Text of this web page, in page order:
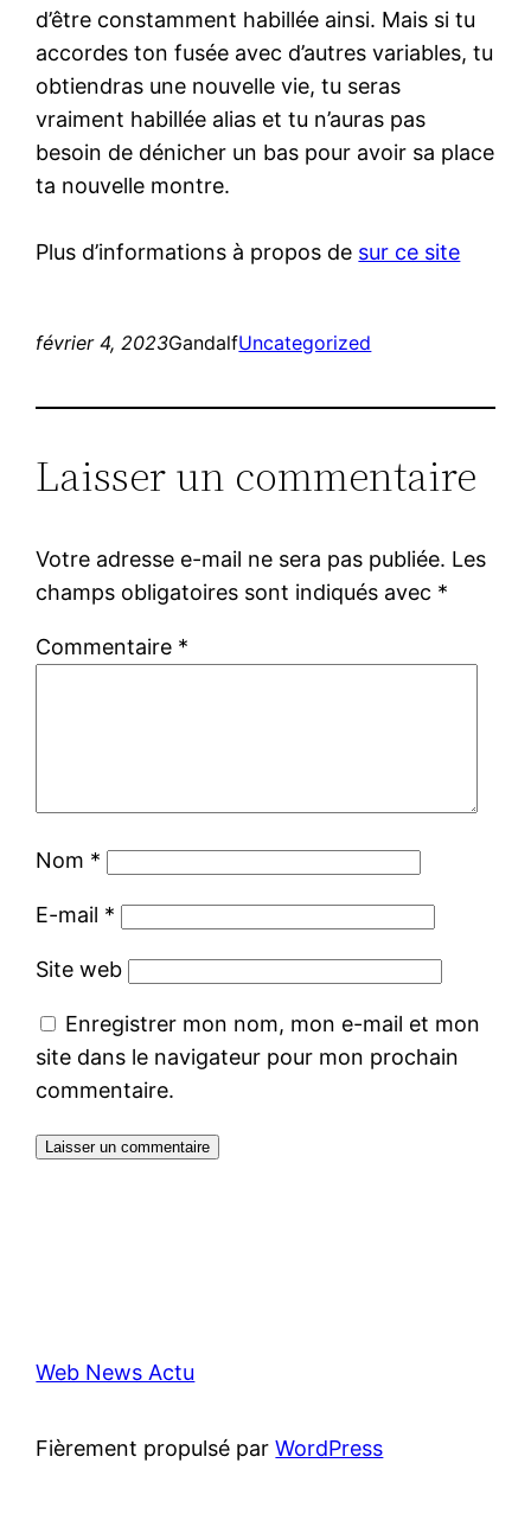
d’être constamment habillée ainsi. Mais si tu
accordes ton fusée avec d’autres variables, tu
obtiendras une nouvelle vie, tu seras
vraiment habillée alias et tu n’auras pas
besoin de dénicher un bas pour avoir sa place
ta nouvelle montre.
Plus d’informations à propos de sur ce site
février 4, 2023GandalfUncategorized
Laisser un commentaire
Votre adresse e-mail ne sera pas publiée. Les
champs obligatoires sont indiqués avec *
Commentaire *
Nom *
E-mail *
Site web
Enregistrer mon nom, mon e-mail et mon
site dans le navigateur pour mon prochain
commentaire.
Web News Actu
Fièrement propulsé parWordPress